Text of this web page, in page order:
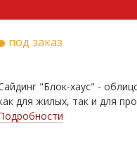
под заказ
"Блок-хаус" -
для жилых, так и для